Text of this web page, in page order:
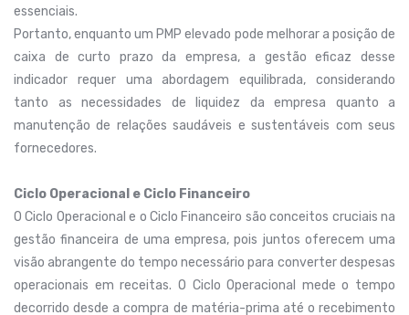
essenciais.
Portanto, enquanto um PMP elevado pode melhorar a posição de
caixa de curto prazo da empresa, a gestão eficaz desse
indicador requer uma abordagem equilibrada, considerando
tanto as necessidades de liquidez da empresa quanto a
manutenção de relações saudáveis e sustentáveis com seus
fornecedores.
Ciclo Operacional e Ciclo Financeiro
O Ciclo Operacional e o Ciclo Financeiro são conceitos cruciais na
gestão financeira de uma empresa, pois juntos oferecem uma
visão abrangente do tempo necessário para converter despesas
operacionais em receitas. O Ciclo Operacional mede o tempo
decorrido desde a compra de matéria-prima até o recebimento